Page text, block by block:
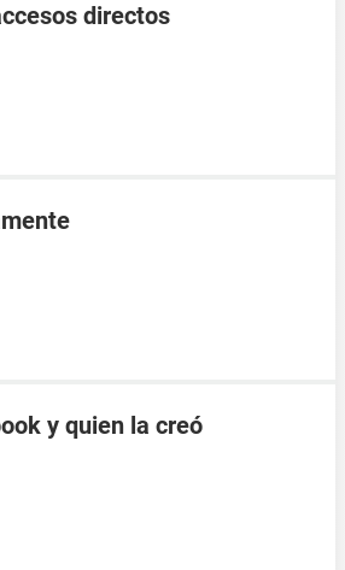
directos
y quien la creó